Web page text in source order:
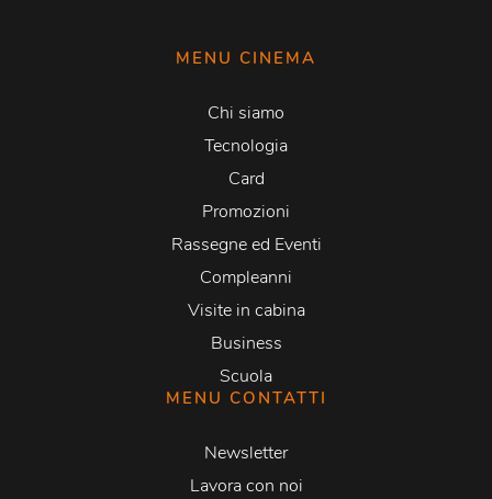
MENU CINEMA
Chi siamo
Tecnologia
Card
Promozioni
Rassegne ed Eventi
Compleanni
Visite in cabina
Business
Scuola
MENU CONTATTI
Newsletter
Lavora con noi